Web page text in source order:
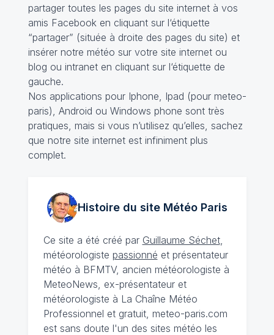
partager toutes les pages du site internet à vos
amis Facebook en cliquant sur l‘étiquette
“partager” (située à droite des pages du site) et
insérer notre météo sur votre site internet ou
blog ou intranet en cliquant sur l‘étiquette de
gauche.
Nos applications pour Iphone, Ipad (pour meteo-
paris), Android ou Windows phone sont très
pratiques, mais si vous n’utilisez qu’elles, sachez
que notre site internet est infiniment plus
complet.
Histoire du site MétéoParis
Ce site a été créé par Guillaume Séchet,
météorologiste passionné et présentateur
météo à BFMTV, ancien météorologiste à
MeteoNews, ex-présentateur et
météorologiste à La Chaîne Météo
Professionnel et gratuit, meteo-paris.com
est sans doute l'un des sites météo les